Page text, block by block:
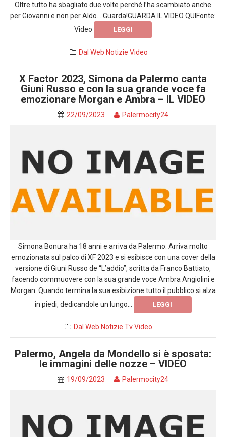
Oltre tutto ha sbagliato due volte perché l’ha scambiato anche
per Giovanni e non per Aldo… Guarda!GUARDA IL VIDEO QUIFonte:
Video
LEGGI
Dal Web Notizie Video
X Factor 2023, Simona da Palermo canta
Giuni Russo e con la sua grande voce fa
emozionare Morgan e Ambra – IL VIDEO
22/09/2023 Palermocity24
Simona Bonura ha 18 anni e arriva da Palermo. Arriva molto
emozionata sul palco di XF 2023 e si esibisce con una cover della
versione di Giuni Russo de “L’addio”, scritta da Franco Battiato,
facendo commuovere con la sua grande voce Ambra Angiolini e
Morgan. Quando termina la sua esibizione tutto il pubblico si alza
in piedi, dedicandole un lungo...
LEGGI
Dal Web Notizie TvVideo
Palermo, Angela da Mondello si è sposata:
le immagini delle nozze – VIDEO
19/09/2023 Palermocity24